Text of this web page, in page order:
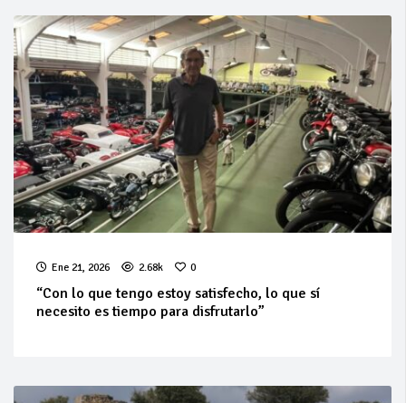
Ene 21, 2026 2.68k 0
“Con lo que tengo estoy satisfecho, lo que sí
necesito es tiempo para disfrutarlo”